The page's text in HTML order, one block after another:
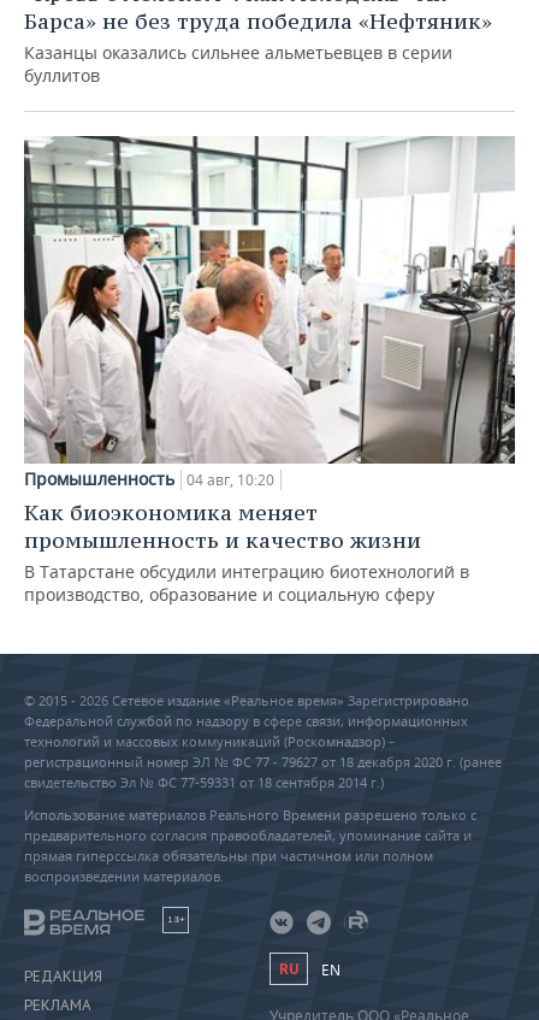
Барса» не без труда победила «Нефтяник»
Казанцы оказались сильнее альметьевцев в серии
буллитов
Промышленность 04 авг, 10:20
Как биоэкономика меняет
промышленность и качество жизни
В Татарстане обсудили интеграцию биотехнологий в
производство, образование и социальную сферу
© 2015 - 2026 Сетевое издание «Реальное время» Зарегистрировано
Федеральной службой по надзору в сфере связи, информационных
технологий и массовых коммуникаций (Роскомнадзор) –
регистрационный номер ЭЛ № ФС 77 - 79627 от 18 декабря 2020 г. (ранее
свидетельство Эл № ФС 77-59331 от 18 сентября 2014 г.)
Использование материалов Реального Времени разрешено только с
предварительного согласия правообладателей, упоминание сайта и
прямая гиперссылка обязательны при частичном или полном
воспроизведении материалов.
18+
РЕДАКЦИЯ
РЕКЛАМА
RU EN
Учредитель ООО «Реальное